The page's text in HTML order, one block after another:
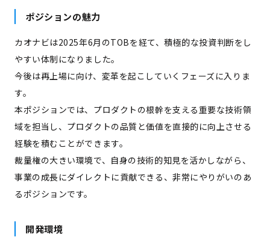
ポジションの魅力
カオナビは2025年6月のTOBを経て、積極的な投資判断をし
やすい体制になりました。
今後は再上場に向け、変革を起こしていくフェーズに入りま
す。
本ポジションでは、プロダクトの根幹を支える重要な技術領
域を担当し、プロダクトの品質と価値を直接的に向上させる
経験を積むことができます。
裁量権の大きい環境で、自身の技術的知見を活かしながら、
事業の成長にダイレクトに貢献できる、非常にやりがいのあ
るポジションです。
開発環境